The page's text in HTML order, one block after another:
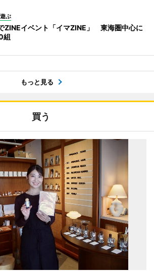
ぶ
ZINEイベント「イマZINE」 東海圏中心に
組
もっと見る
買う